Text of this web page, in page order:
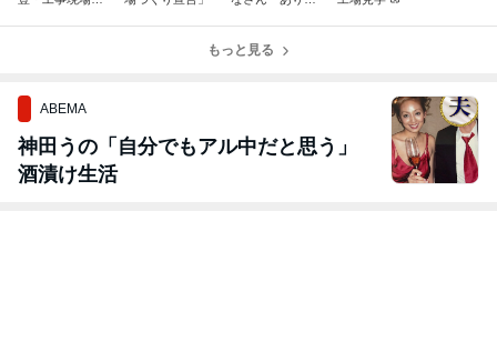
もっと見る
ABEMA
神田うの「自分でもアル中だと思う」
酒漬け生活